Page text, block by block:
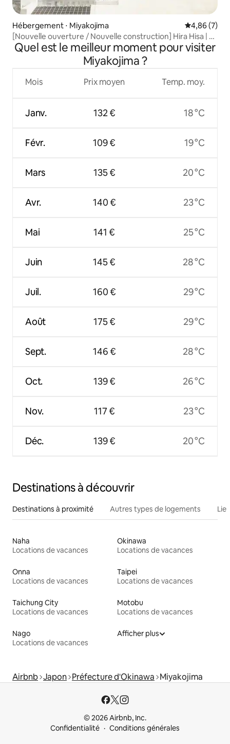
Hébergement ⋅ Miyakojima Évaluation
4,86 (7)
[Nouvelle ouverture / Nouvelle construction] Hira Hisa | À
proximité de la mer / À 10 minutes en voiture du centre-
ville / 6 lits doubles / Maison privée spacieuse
Quel est le meilleur moment pour visiter
Miyakojima ?
Mois
Janv.
Févr.
Mars
Avr.
Mai
Juin
Juil.
Août
Sept.
Oct.
Nov.
Déc.
Prix moyen
132 €
109 €
135 €
140 €
141 €
145 €
160 €
175 €
146 €
139 €
117 €
139 €
Temp. moy.
18 °C
19 °C
20 °C
23 °C
25 °C
28 °C
29 °C
29 °C
28 °C
26 °C
23 °C
20 °C
Destinations à découvrir
Destinations à proximité Autres types de logements
Naha
Locations de vacances
Okinawa
Locations de vacances
Onna
Locations de vacances
Taipei
Locations de vacances
Taichung City
Locations de vacances
Motobu
Locations de vacances
Nago
Locations de vacances
Afficher plus
Airbnb Japon Préfecture d'Okinawa Miyakojima
© 2026 Airbnb, Inc.
Confidentialité
Conditions générales